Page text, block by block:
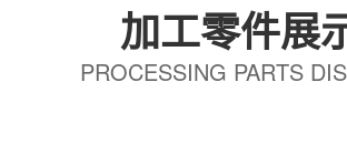
加工零件展
PROCESSING PARTS